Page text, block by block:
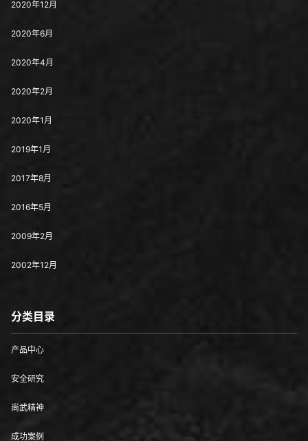
2020年12月
2020年6月
2020年4月
2020年2月
2020年1月
2019年1月
2017年8月
2016年5月
2009年2月
2002年12月
分类目录
产品中心
安全研究
尚武精神
成功案例